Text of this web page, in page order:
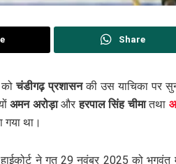
Share
कोचंडीगढ़ प्रशासनकी उस याचिका पर
अमन अरोड़ाऔरहरपाल सिंह चीमातथा
था।
ने गत 29 नवंबर 2025 को